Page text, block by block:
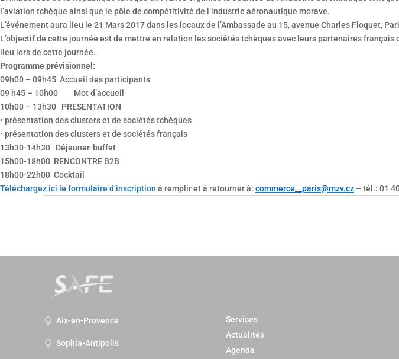
l’aviation tchèque ainsi que le pôle de compétitivité de l’industrie aéronautique morave.
L’événement aura lieu le 21 Mars 2017 dans les locaux de l’Ambassade au 15, avenue Charles Floquet,
L’objectif de cette journée est de mettre en relation les sociétés tchèques avec leurs partenaires
lieu lors de cette journée.
Programme prévisionnel:
09h00 – 09h45 Accueil des participants
09 h45 – 10h00 Mot d’accueil
10h00 – 13h30 PRESENTATION
• présentation des clusters et de sociétés tchèques
• présentation des clusters et de sociétés français
13h30-14h30 Déjeuner-buffet
15h00-18h00 RENCONTRE B2B
18h00-22h00 Cocktail
Téléchargez ici le formulaire d’inscription à remplir et à retourner à: commerce__paris@mzv.cz – tél.: 01
 Aix-en-Provence
 Sophia-Antipolis
Services
Actualités
Agenda